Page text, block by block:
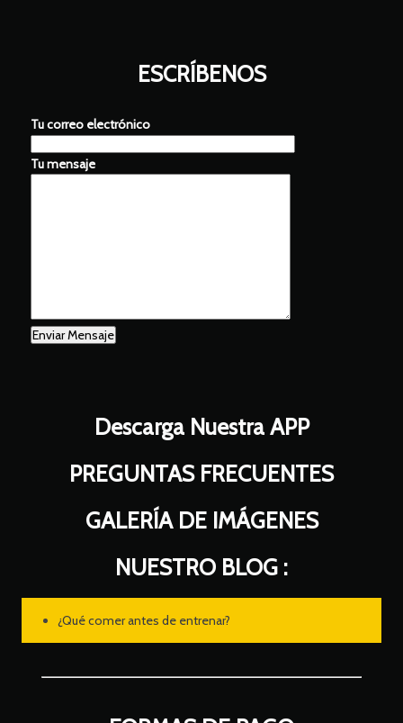
ESCRÍBENOS
Tu correo electrónico
Tu mensaje
Descarga Nuestra APP
PREGUNTAS FRECUENTES
GALERÍA DE IMÁGENES
NUESTRO BLOG :
¿Qué comer antes de entrenar?